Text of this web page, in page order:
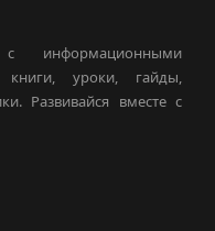
с информационными
книги, уроки, гайды,
Развивайся вместе с